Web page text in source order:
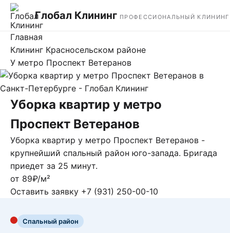
Глобал Клининг ПРОФЕССИОНАЛЬНЫЙ КЛИНИНГ
Главная
Клининг Красносельском районе
У метро Проспект Ветеранов
Уборка квартир у метро
Проспект Ветеранов
Уборка квартир у метро Проспект Ветеранов -
крупнейший спальный район юго-запада. Бригада
приедет за 25 минут.
от 89₽/м²
Оставить заявку +7 (931) 250-00-10
Спальный район